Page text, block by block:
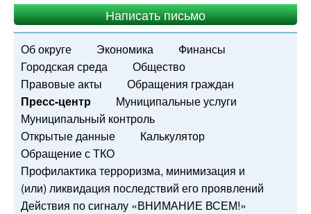
Написать письмо
Об округе Экономика
Финансы
Городская среда
Общество
Правовые акты
Обращения граждан
Пресс-центр
Муниципальные услуги
Муниципальный контроль
Открытые данные
Калькулятор
Обращение с ТКО
Профилактика терроризма, минимизация и
(или) ликвидация последствий его проявлений
Действия по сигналу «ВНИМАНИЕ ВСЕМ!»